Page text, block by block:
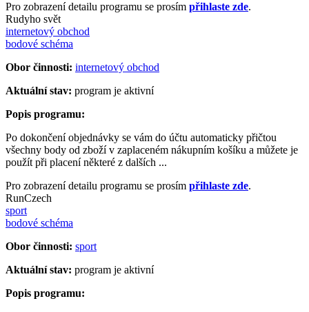
Pro zobrazení detailu programu se prosím přihlaste zde.
Rudyho svět
internetový obchod
bodové schéma
Obor činnosti: internetový obchod
Aktuální stav: program je aktivní
Popis programu:
Po dokončení objednávky se vám do účtu automaticky přičtou
všechny body od zboží v zaplaceném nákupním košíku a můžete je
použít při placení některé z dalších ...
Pro zobrazení detailu programu se prosím přihlaste zde.
RunCzech
sport
bodové schéma
Obor činnosti: sport
Aktuální stav: program je aktivní
Popis programu: